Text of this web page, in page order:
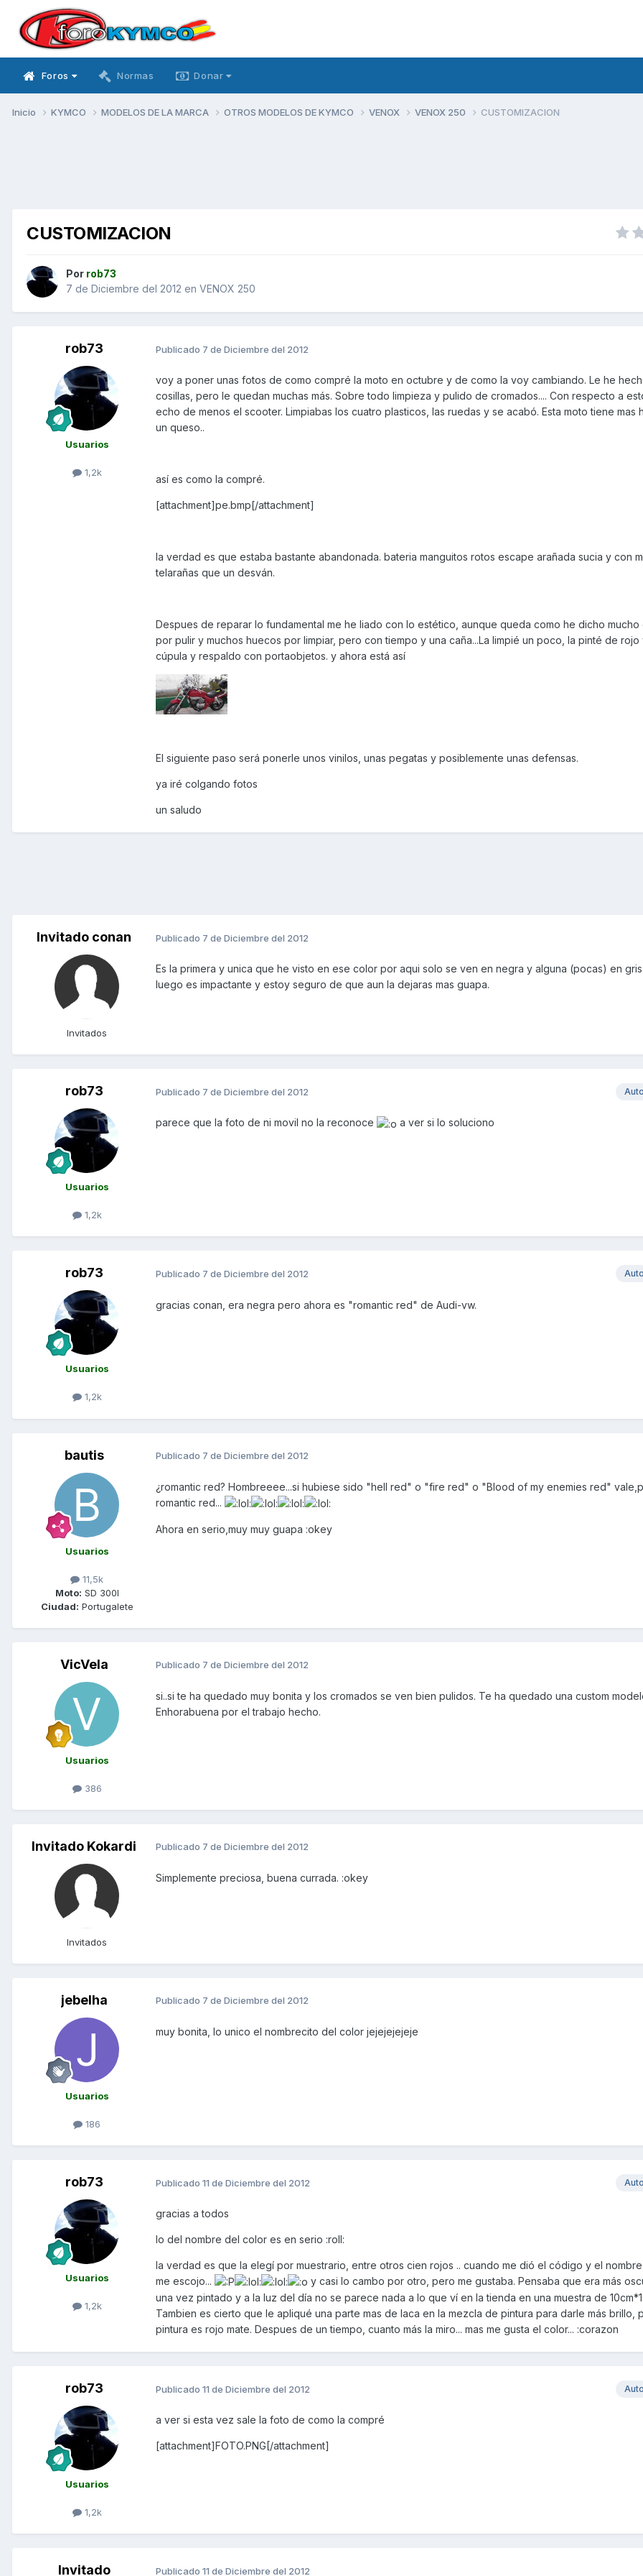
Foros Normas Donar
Inicio KYMCO MODELOS DE LA MARCA OTROS MODELOS DE KYMCO VENOX VENOX 250 CUSTOMIZACION
CUSTOMIZACION
Por rob73
7 de Diciembre del 2012 en VENOX 250
rob73
Usuarios
1,2k
Publicado 7 de Diciembre del 2012
voy a poner unas fotos de como compré la moto en octubre y de como la voy cambiando. Le he
cosillas, pero le quedan muchas más. Sobre todo limpieza y pulido de cromados.... Con respecto a
echo de menos el scooter. Limpiabas los cuatro plasticos, las ruedas y se acabó. Esta moto tiene mas
un queso..
así es como la compré.
[attachment]pe.bmp[/attachment]
la verdad es que estaba bastante abandonada. bateria manguitos rotos escape arañada sucia y con
telarañas que un desván.
Despues de reparar lo fundamental me he liado con lo estético, aunque queda como he dicho mucho
por pulir y muchos huecos por limpiar, pero con tiempo y una caña...La limpié un poco, la pinté de rojo
cúpula y respaldo con portaobjetos. y ahora está así
El siguiente paso será ponerle unos vinilos, unas pegatas y posiblemente unas defensas.
ya iré colgando fotos
un saludo
Invitado conan
Invitados
Publicado 7 de Diciembre del 2012
Es la primera y unica que he visto en ese color por aqui solo se ven en negra y alguna (pocas) en
luego es impactante y estoy seguro de que aun la dejaras mas guapa.
rob73
Usuarios
1,2k
Publicado 7 de Diciembre del 2012
parece que la foto de ni movil no la reconoce a ver si lo soluciono
rob73
Usuarios
1,2k
Publicado 7 de Diciembre del 2012
gracias conan, era negra pero ahora es "romantic red" de Audi-vw.
bautis
Usuarios
11,5k
Moto: SD 300I
Ciudad: Portugalete
Publicado 7 de Diciembre del 2012
¿romantic red? Hombreeee...si hubiese sido "hell red" o "fire red" o "Blood of my enemies red"
romantic red...
Ahora en serio,muy muy guapa :okey
VicVela
Usuarios
386
Publicado 7 de Diciembre del 2012
si..si te ha quedado muy bonita y los cromados se ven bien pulidos. Te ha quedado una custom
Enhorabuena por el trabajo hecho.
Invitado Kokardi
Invitados
Publicado 7 de Diciembre del 2012
Simplemente preciosa, buena currada. :okey
jebelha
Usuarios
186
Publicado 7 de Diciembre del 2012
muy bonita, lo unico el nombrecito del color jejejejejeje
rob73
Usuarios
1,2k
Publicado 11 de Diciembre del 2012
gracias a todos
lo del nombre del color es en serio :roll:
la verdad es que la elegí por muestrario, entre otros cien rojos .. cuando me dió el código y el
me escojo...
y casi lo cambo por otro, pero me gustaba. Pensaba que era más
una vez pintado y a la luz del día no se parece nada a lo que ví en la tienda en una muestra de
Tambien es cierto que le apliqué una parte mas de laca en la mezcla de pintura para darle más brillo,
pintura es rojo mate. Despues de un tiempo, cuanto más la miro... mas me gusta el color... :corazon
rob73
Usuarios
1,2k
Publicado 11 de Diciembre del 2012
a ver si esta vez sale la foto de como la compré
[attachment]FOTO.PNG[/attachment]
Invitado Publicado 11 de Diciembre del 2012